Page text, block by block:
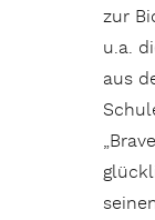
zur
u.a.
aus